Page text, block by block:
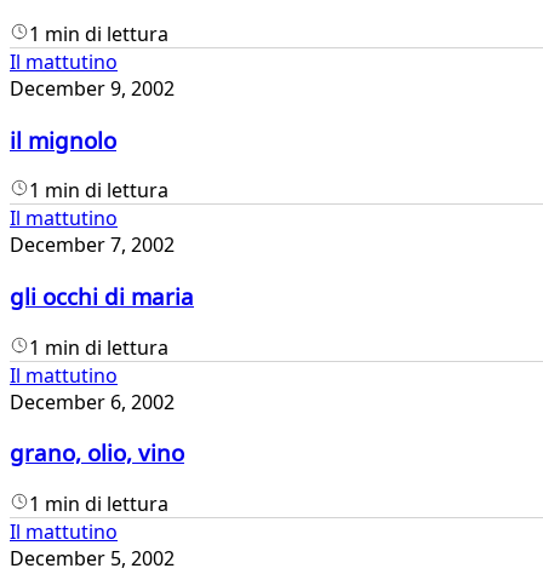
1 min di lettura
Il mattutino
December 9, 2002
il mignolo
1 min di lettura
Il mattutino
December 7, 2002
gli occhi di maria
1 min di lettura
Il mattutino
December 6, 2002
grano, olio, vino
1 min di lettura
Il mattutino
December 5, 2002